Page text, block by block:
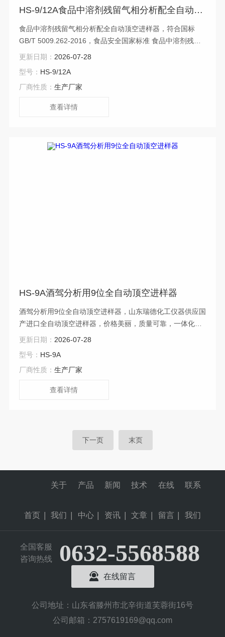
HS-9/12A食品中溶剂残留气相分析配全自动顶空进样器
食品中溶剂残留气相分析配全自动顶空进样器，符合国标
GB/T 5009.262-2016，食品安全国家标准 食品中溶剂残留
量的测定，山东瑞德化工仪器供应溶剂残留气相色谱仪
更新日期： 2026-07-28
型号： HS-9/12A
厂商性质： 生产厂家
查看详情
HS-9A酒驾分析用9位全自动顶空进样器
酒驾分析用9位全自动顶空进样器，山东瑞德化工仪器供应国
产进口全自动顶空进样器，价格美丽，质量可靠，一体化设
计，结构紧凑，易于操作。适用于国产进口气相色谱仪。
更新日期： 2026-07-28
型号： HS-9A
厂商性质： 生产厂家
查看详情
下一页 末页
首页
关于
我们
产品
中心
新闻
资讯
技术
文章
在线
留言
联系
我们
全国客服
咨询热线
0632-5568588
在线留言
公司地址：山东省滕州市北辛街道芙蓉街16号
公司邮箱：2757619169@qq.com